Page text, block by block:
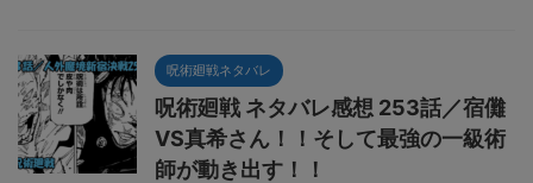
呪術廻戦ネタバレ
呪術廻戦 ネタバレ感想 253話／宿儺
VS真希さん！！そして最強の一級術
師が動き出す！！